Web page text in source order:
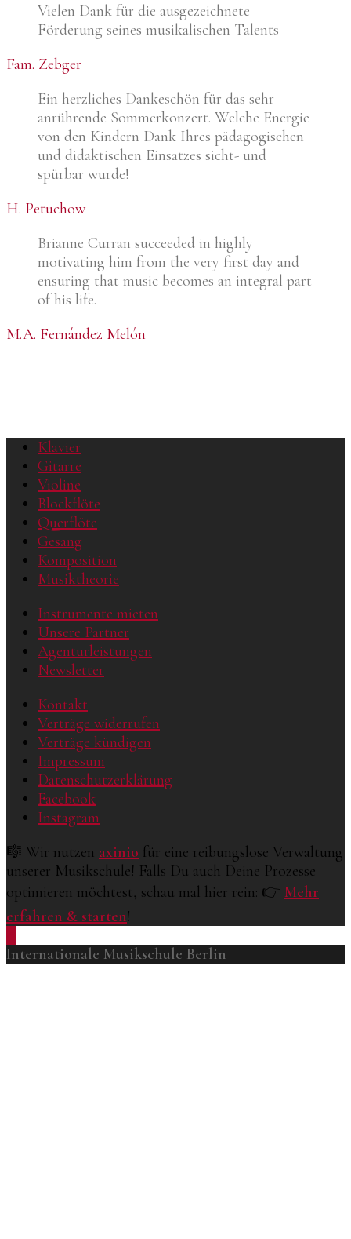
Vielen Dank für die ausgezeichnete
Förderung seines musikalischen Talents
Fam. Zebger
Ein herzliches Dankeschön für das sehr
anrührende Sommerkonzert. Welche Energie
von den Kindern Dank Ihres pädagogischen
und didaktischen Einsatzes sicht- und
spürbar wurde!
H. Petuchow
Brianne Curran succeeded in highly
motivating him from the very first day and
ensuring that music becomes an integral part
of his life.
M.A. Fernández Melón
Klavier
Gitarre
Violine
Blockflöte
Querflöte
Gesang
Komposition
Musiktheorie
Instrumente mieten
Unsere Partner
Agenturleistungen
Newsletter
Kontakt
Verträge widerrufen
Verträge kündigen
Impressum
Datenschutzerklärung
Facebook
Instagram
🎼 Wir nutzen axinio für eine reibungslose Verwaltung
unserer Musikschule! Falls Du auch Deine Prozesse
optimieren möchtest, schau mal hier rein: 👉 Mehr
erfahren & starten!
Internationale Musikschule Berlin